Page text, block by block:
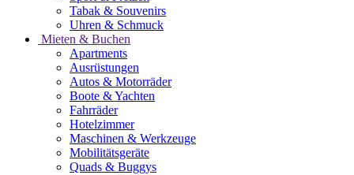
Tabak & Souvenirs
Uhren & Schmuck
Mieten & Buchen
Apartments
Ausrüstungen
Autos & Motorräder
Boote & Yachten
Fahrräder
Hotelzimmer
Maschinen & Werkzeuge
Mobilitätsgeräte
Quads & Buggys